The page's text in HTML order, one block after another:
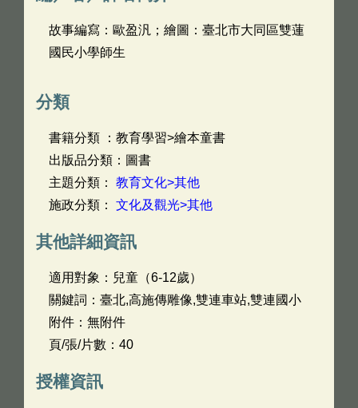
故事編寫：歐盈汎；繪圖：臺北市大同區雙蓮
國民小學師生
分類
書籍分類 ：教育學習>繪本童書
出版品分類：圖書
主題分類： 教育文化>其他
施政分類： 文化及觀光>其他
其他詳細資訊
適用對象：兒童（6-12歲）
關鍵詞：臺北,高施傳雕像,雙連車站,雙連國小
附件：無附件
頁/張/片數：40
授權資訊